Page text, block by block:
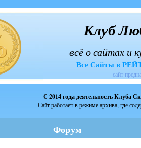
Клуб
всё о сайтах и
Все Сайты в
сайт
С 2014 года деятельность Клуба
Сайт работает в режиме архива, где
Форум